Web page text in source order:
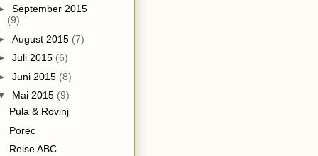
September 2015
(9)
August 2015 (7)
Juli 2015 (6)
Juni 2015 (8)
Mai 2015 (9)
Pula & Rovinj
Porec
Reise ABC